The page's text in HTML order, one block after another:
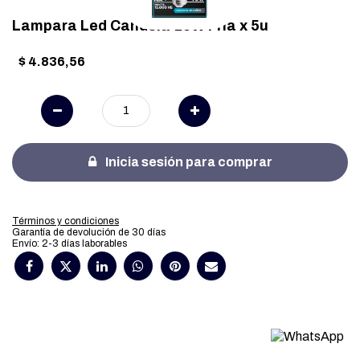
Lampara Led Candela 10W Fria x 5u
$ 4.836,56
Inicia sesión para comprar
Términos y condiciones
Garantía de devolución de 30 días
Envío: 2-3 días laborables